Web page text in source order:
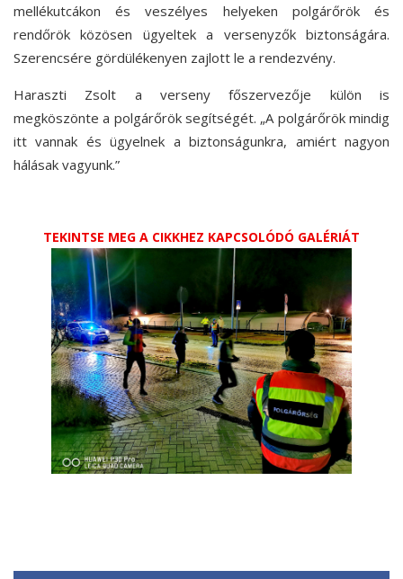
mellékutcákon és veszélyes helyeken polgárőrök és
rendőrök közösen ügyeltek a versenyzők biztonságára.
Szerencsére gördülékenyen zajlott le a rendezvény.
Haraszti Zsolt a verseny főszervezője külön is
megköszönte a polgárőrök segítségét. „A polgárőrök mindig
itt vannak és ügyelnek a biztonságunkra, amiért nagyon
hálásak vagyunk.”
TEKINTSE MEG A CIKKHEZ KAPCSOLÓDÓ GALÉRIÁT